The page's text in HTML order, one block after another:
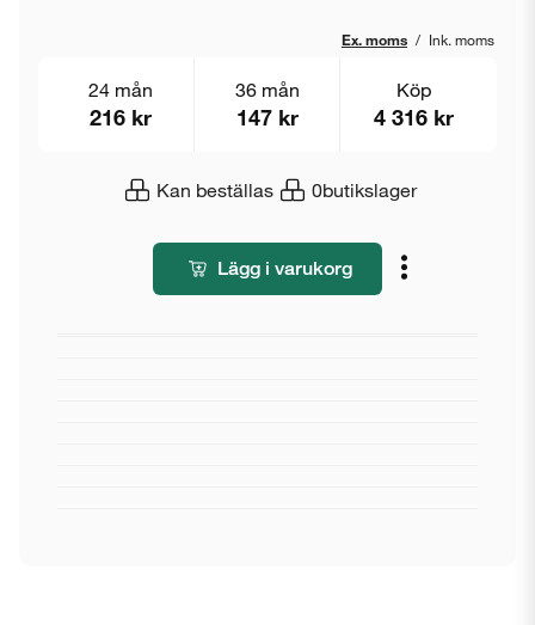
Ex. moms / Ink. moms
Kan beställas 0butikslager
24 mån
216 kr
36 mån
147 kr
Köp
4 316 kr
Lägg i varukorg